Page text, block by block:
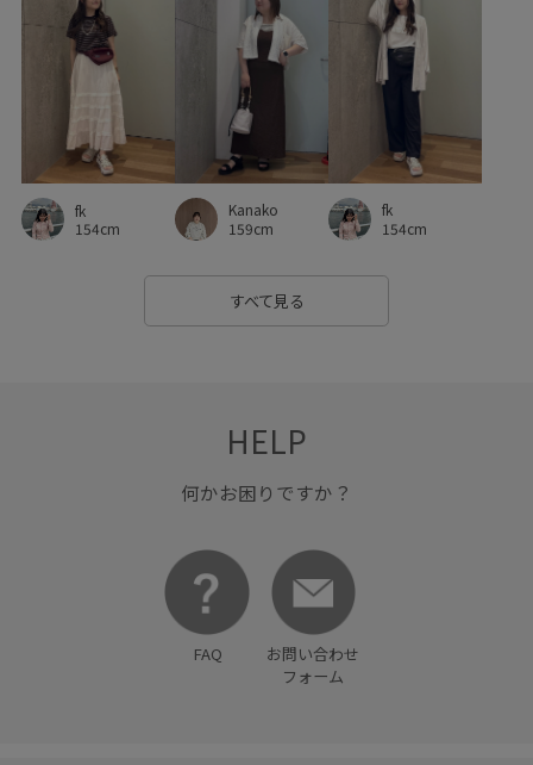
大人カジュアル 定番 折りたたみ傘
抜け感 接触冷感 機能素材 爽やか
細身のパンツ 羽織としても使える 華やか
薄手 軽快 透け感 通気性 都会的 長め丈
長財布
fk
154cm
Kanako
159cm
fk
154cm
すべて見る
HELP
何かお困りですか？
FAQ
お問い合わせ
フォーム